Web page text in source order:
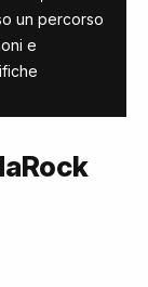
un percorso
e